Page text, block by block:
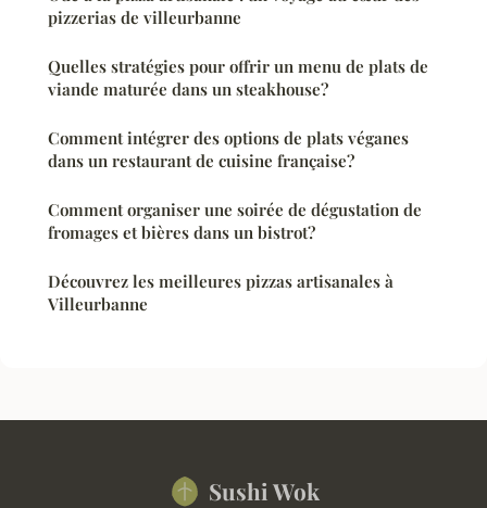
pizzerias de villeurbanne
Quelles stratégies pour offrir un menu de plats de
viande maturée dans un steakhouse?
Comment intégrer des options de plats véganes
dans un restaurant de cuisine française?
Comment organiser une soirée de dégustation de
fromages et bières dans un bistrot?
Découvrez les meilleures pizzas artisanales à
Villeurbanne
Sushi Wok